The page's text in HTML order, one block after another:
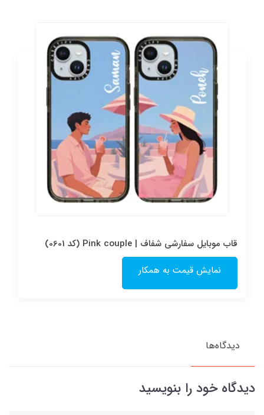
قاب موبایل سفارشی شفاف | Pink couple (کد 0601)
نمایش قیمت به همکار
دیدگاه‌ها
دیدگاه خود را بنویسید